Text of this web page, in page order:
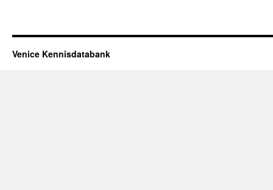
Venice Kennisdatabank